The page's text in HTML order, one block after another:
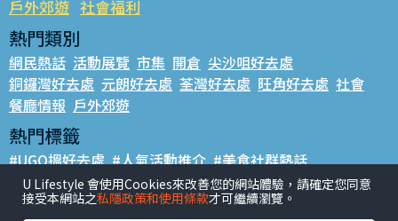
戶外郊遊 社會福利
熱門類別
網民熱話 活動展覽 市集 開倉 尖沙咀好去處
銅鑼灣好去處 元朗好去處 荃灣好去處 旺角好去處 社會
餐廳情報 戶外郊遊
熱門標籤
#UGO搵好去處 #人氣活動推介 #美食社群熱話
#親子玩樂好去處 #ULifestyle應用程式 #限時搶
#UJetso禮物放送 #ULifestyle商戶中心 #著數
U Lifestyle 會使用Cookies來改善您的網站體驗，請確定您同意
接受本網站之私隱政策和使用條款才可繼續瀏覽。